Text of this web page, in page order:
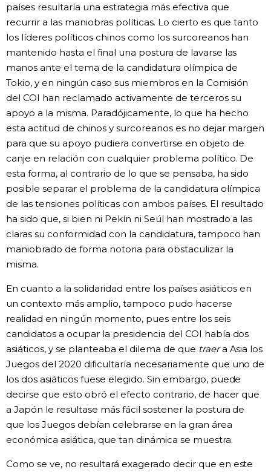
países resultaría una estrategia más efectiva que
recurrir a las maniobras políticas. Lo cierto es que tanto
los líderes políticos chinos como los surcoreanos han
mantenido hasta el final una postura de lavarse las
manos ante el tema de la candidatura olímpica de
Tokio, y en ningún caso sus miembros en la Comisión
del COI han reclamado activamente de terceros su
apoyo a la misma. Paradójicamente, lo que ha hecho
esta actitud de chinos y surcoreanos es no dejar margen
para que su apoyo pudiera convertirse en objeto de
canje en relación con cualquier problema político. De
esta forma, al contrario de lo que se pensaba, ha sido
posible separar el problema de la candidatura olímpica
de las tensiones políticas con ambos países. El resultado
ha sido que, si bien ni Pekín ni Seúl han mostrado a las
claras su conformidad con la candidatura, tampoco han
maniobrado de forma notoria para obstaculizar la
misma.
En cuanto a la solidaridad entre los países asiáticos en
un contexto más amplio, tampoco pudo hacerse
realidad en ningún momento, pues entre los seis
candidatos a ocupar la presidencia del COI había dos
asiáticos, y se planteaba el dilema de que traera Asia los
Juegos del 2020 dificultaría necesariamente que uno de
los dos asiáticos fuese elegido. Sin embargo, puede
decirse que esto obró el efecto contrario, de hacer que
a Japón le resultase más fácil sostener la postura de
que los Juegos debían celebrarse en la gran área
económica asiática, que tan dinámica se muestra.
Como se ve, no resultará exagerado decir que en este